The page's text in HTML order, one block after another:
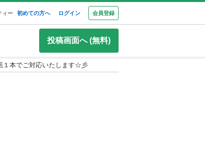
ィー 初めての方へ ログイン 会員登録
投稿画面へ (無料)
１本でご対応いたします☆彡